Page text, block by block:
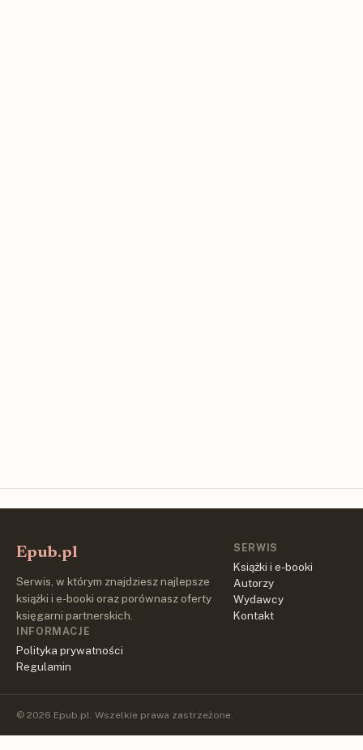
Epub.pl
Serwis, w którym znajdziesz najlepsze
książki i e-booki oraz porównasz oferty
księgarni partnerskich.
SERWIS
Książki i e-booki
Autorzy
Wydawcy
Kontakt
INFORMACJE
Polityka prywatności
Regulamin
© 2026 Epub.pl. Wszelkie prawa zastrzeżone.